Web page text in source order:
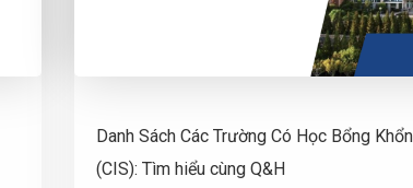
Danh Sách Các Trường Có Học Bổng
(CIS): Tìm hiểu cùng Q&H